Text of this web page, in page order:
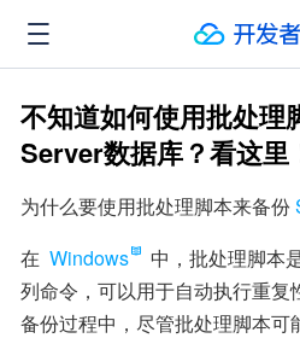
不知道如何使用批处理
Server数据库？看这里
为什么要使用批处理脚本来备份
在 Windows
中，批处理脚本
列命令，可以用于自动执行重复
备份过程中，尽管批处理脚本可